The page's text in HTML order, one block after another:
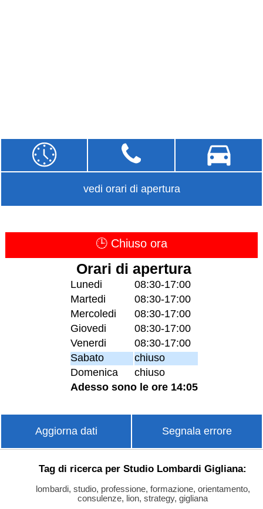
vedi orari di apertura
🕒 Chiuso ora
Orari di apertura
Lunedi
08:30-17:00
Martedi
08:30-17:00
Mercoledi
08:30-17:00
Giovedi
08:30-17:00
Venerdi
08:30-17:00
Sabato
chiuso
Domenica
chiuso
Adesso sono le ore 14:05
Aggiorna dati Segnala errore
Tag di ricerca per Studio Lombardi Gigliana:
lombardi, studio, professione, formazione, orientamento,
consulenze, lion, strategy, gigliana